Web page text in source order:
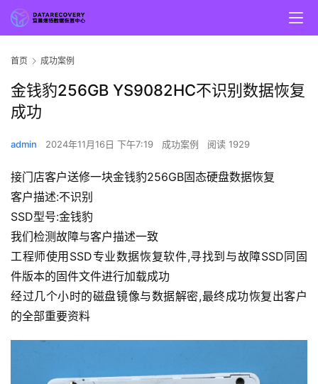
首页 成功案例
金钱豹256GB YS9082HC不识别数据恢复
成功
admin 2024年11月16日 下午7:19 成功案例 阅读 1929
接门店客户送修一块金钱豹256GB固态硬盘数据恢复
客户描述:不识别
SSD型号:金钱豹
我们检测故障与客户描述一致
工程师使用SSD专业数据恢复软件,寻找到与故障SSD同固
件版本的固件文件进行加载成功
经过几个小时的磁盘镜像与数据解密,最终成功恢复出客户
的全部重要资料